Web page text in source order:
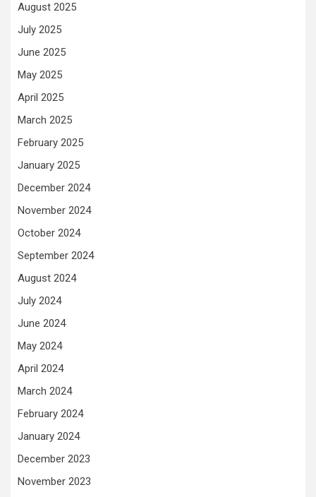
August 2025
July 2025
June 2025
May 2025
April 2025
March 2025
February 2025
January 2025
December 2024
November 2024
October 2024
September 2024
August 2024
July 2024
June 2024
May 2024
April 2024
March 2024
February 2024
January 2024
December 2023
November 2023